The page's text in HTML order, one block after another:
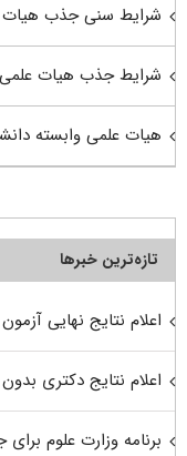
شرایط سنی جذب هیات
شرایط جذب هیات علمی
هیات علمی وابسته
تازه‌ترین خبرها
اعلام نتایج نهایی آزمون دکتری سال
اعلام نتایج دکتری بدون
برنامه وزارت علوم